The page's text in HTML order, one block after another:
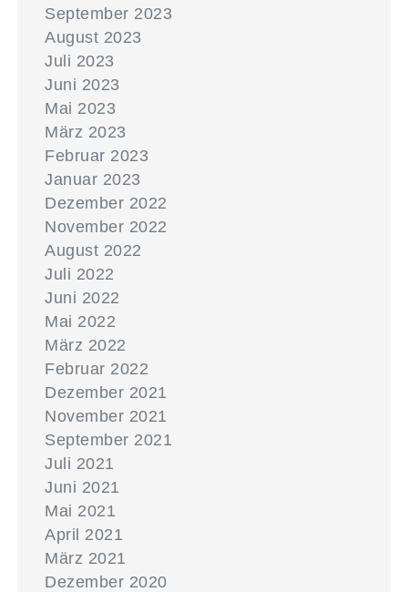
September 2023
August 2023
Juli 2023
Juni 2023
Mai 2023
März 2023
Februar 2023
Januar 2023
Dezember 2022
November 2022
August 2022
Juli 2022
Juni 2022
Mai 2022
März 2022
Februar 2022
Dezember 2021
November 2021
September 2021
Juli 2021
Juni 2021
Mai 2021
April 2021
März 2021
Dezember 2020